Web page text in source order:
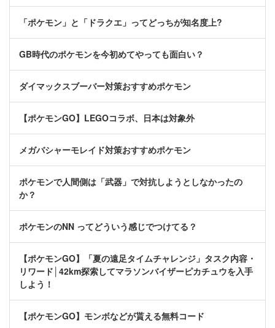
「ポケモン」と「ドラクエ」ってどっちが知名度上?
GB時代のポケモンを今初めてやっても面白い？
ダイマックスブーバー対策おすすめポケモン
【ポケモンGO】LEGOコラボ、日本は対象外
メガバシャーモレイド対策おすすめポケモン
ポケモンで人間側は「武器」で対抗しようとしなかったの
か？
ポケモンのNN ってどういう感じでつけてる？
【ポケモンGO】「夏の遠足タイムチャレンジ」タスク内容・
リワード│42km探索してマラソンバイザーピカチュウを入手
しよう！
【ポケモンGO】モンボなどが貰える無料コード